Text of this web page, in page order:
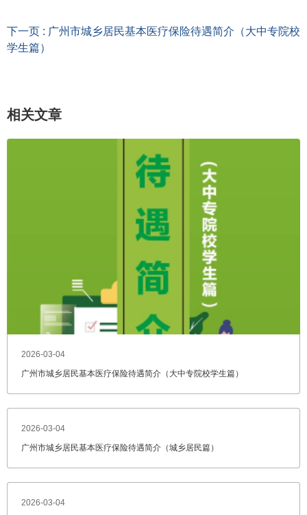
下一页 : 广州市城乡居民基本医疗保险待遇简介（大中专院校
学生篇）
相关文章
2026-03-04
广州市城乡居民基本医疗保险待遇简介（大中专院校学生篇）
2026-03-04
广州市城乡居民基本医疗保险待遇简介（城乡居民篇）
2026-03-04